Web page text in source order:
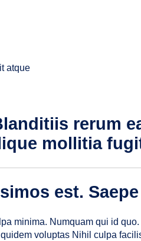
atque
rerum
mollitia
est.
minima. Numquam qui id
voluptas Nihil culpa